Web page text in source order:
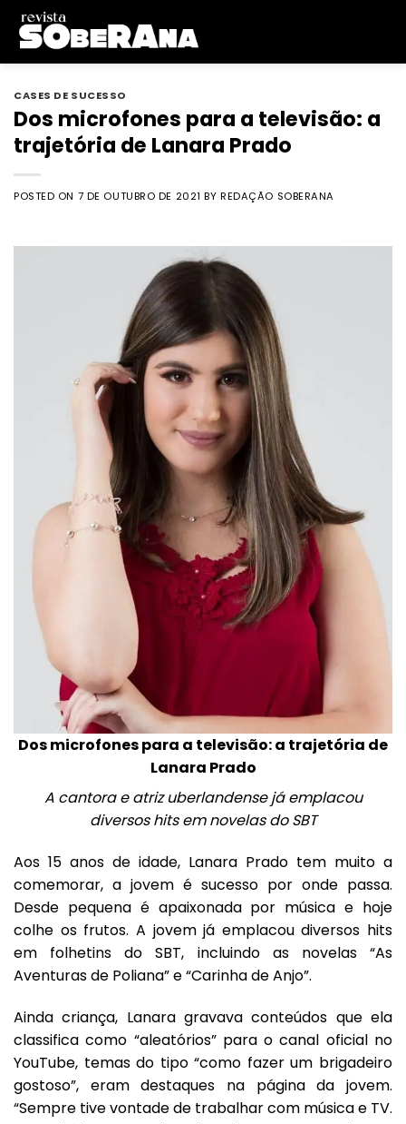
Skip
content
CASES DE SUCESSO
Dos microfones para a televisão: a
trajetória de Lanara Prado
POSTED ON 7 DE OUTUBRO DE 2021 BYREDAÇÃO SOBERANA
Dos microfones para a televisão: a trajetória de
Lanara Prado
A cantora e atriz uberlandense já emplacou
diversos hits em novelas do SBT
Aos 15 anos de idade, Lanara Prado tem muito a
comemorar, a jovem é sucesso por onde passa.
Desde pequena é apaixonada por música e hoje
colhe os frutos. A jovem já emplacou diversos hits
em folhetins do SBT, incluindo as novelas “As
Aventuras de Poliana” e “Carinha de Anjo”.
Ainda criança, Lanaragravava conteúdos que ela
classifica como “aleatórios” para o canal oficial no
YouTube, temas do tipo “como fazer um brigadeiro
gostoso”, eram destaques na página da jovem.
“Sempre tive vontade de trabalhar com música e TV.